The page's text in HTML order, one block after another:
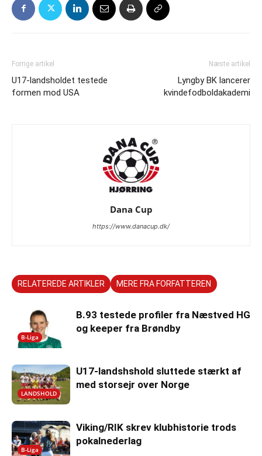
Forrige artikel
U17-landsholdet testede
formen mod USA
Næste artikel
Lyngby BK lancerer
kvindefodboldakademi
Dana Cup
https://www.danacup.dk/
RELATEREDE ARTIKLER MERE FRA FORFATTEREN
B-Liga
B.93 testede profiler fra Næstved HG
og keeper fra Brøndby
LANDSHOLD
U17-landshshold sluttede stærkt af
med storsejr over Norge
B-Liga
Viking/RIK skrev klubhistorie trods
pokalnederlag